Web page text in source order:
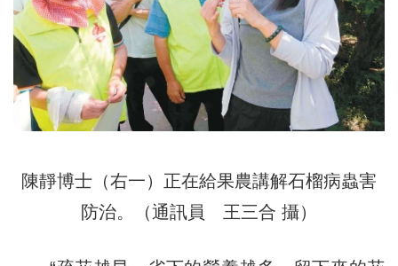
陳靜博士（右一）正在給果農講解石榴病蟲害
防治。（通訊員 王三合 攝）